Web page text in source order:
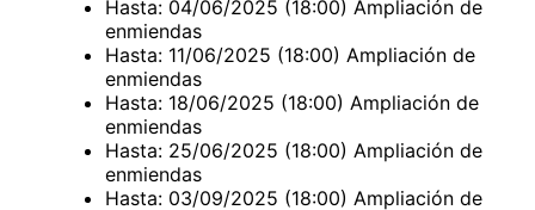
Hasta: 04/06/2025 (18:00) Ampliación de
enmiendas
Hasta: 11/06/2025 (18:00) Ampliación de
enmiendas
Hasta: 18/06/2025 (18:00) Ampliación de
enmiendas
Hasta: 25/06/2025 (18:00) Ampliación de
enmiendas
Hasta: 03/09/2025 (18:00) Ampliación de